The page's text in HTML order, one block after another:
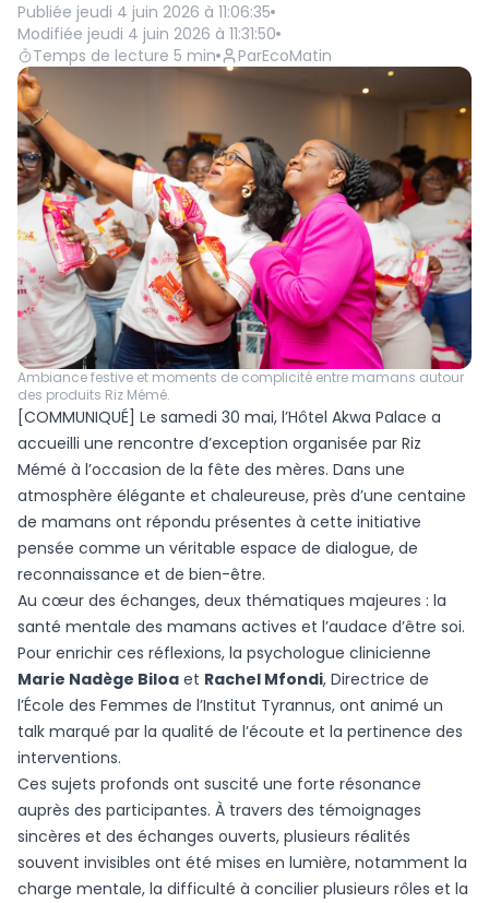
Publiée jeudi 4 juin 2026 à 11:06:35
Modifiée jeudi 4 juin 2026 à 11:31:50
Temps de lecture 5 min ParEcoMatin
Ambiance festive et moments de complicité entre mamans autour
des produits Riz Mémé.
[COMMUNIQUÉ] Le samedi 30 mai, l’Hôtel Akwa Palace a
accueilli une rencontre d’exception organisée par Riz
Mémé à l’occasion de la fête des mères. Dans une
atmosphère élégante et chaleureuse, près d’une centaine
de mamans ont répondu présentes à cette initiative
pensée comme un véritable espace de dialogue, de
reconnaissance et de bien-être.
Au cœur des échanges, deux thématiques majeures : la
santé mentale des mamans actives et l’audace d’être soi.
Pour enrichir ces réflexions, la psychologue clinicienne
Marie Nadège Biloa et Rachel Mfondi, Directrice de
l’École des Femmes de l’Institut Tyrannus, ont animé un
talk marqué par la qualité de l’écoute et la pertinence des
interventions.
Ces sujets profonds ont suscité une forte résonance
auprès des participantes. À travers des témoignages
sincères et des échanges ouverts, plusieurs réalités
souvent invisibles ont été mises en lumière, notamment la
charge mentale, la difficulté à concilier plusieurs rôles et la